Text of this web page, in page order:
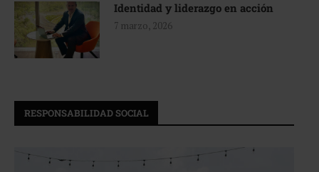
Identidad y liderazgo en acción
7 marzo, 2026
RESPONSABILIDAD SOCIAL